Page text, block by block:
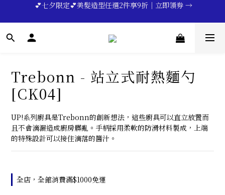
🔥💪My Superdad😍｜全館領券享9折｜立即領券 →
一分鐘登錄保固 | 買得安心又放心🔥▸▸
Trebonn - 站立式耐熱麵勺
[CK04]
UP!系列廚具是Trebonn的創新想法，這些廚具可以直立放置而
且不會滴漏造成廚房髒亂。手柄採用柔軟的防滑材料製成，上端
的特殊設計可以接住滴落的醬汁。
全店，全館消費滿$1000免運